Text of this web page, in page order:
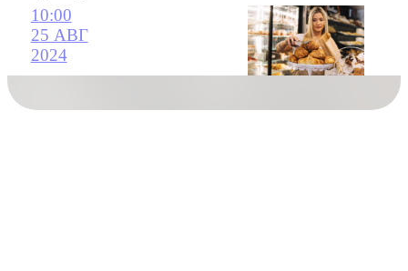
10:00
25 АВГ
2024